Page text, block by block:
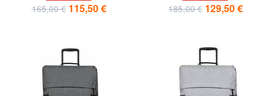
165,00 € 115,50 € 185,00 € 129,50 €